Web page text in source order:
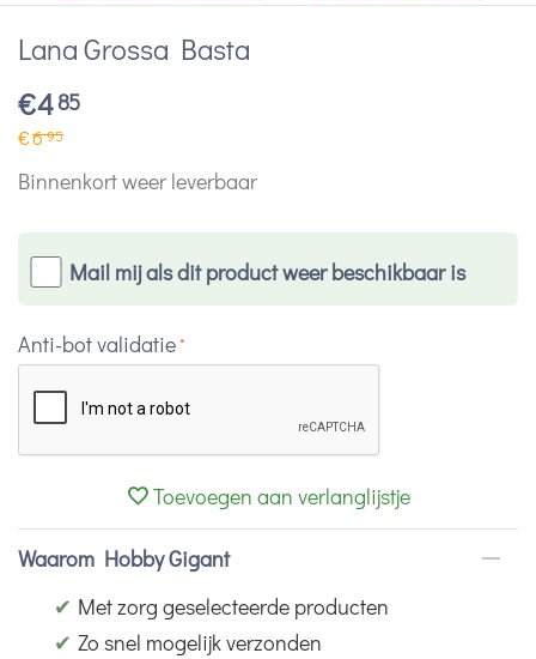
Lana Grossa Basta
€485
€695
Binnenkort weer leverbaar
Mail mij als dit product weer beschikbaar is
Anti-bot validatie
Toevoegen aan verlanglijstje
Waarom Hobby Gigant
✔ Met zorg geselecteerde producten
✔ Zo snel mogelijk verzonden